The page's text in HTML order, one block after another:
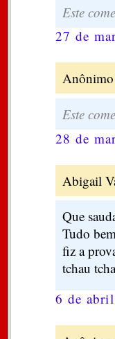
Este
27 de
Anônimo
Este
28 de
Abigail
Que
Tudo
fiz a
tchau
6 de